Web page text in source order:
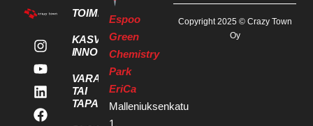
TOIMITILAT
KASVU- JA
INNOVAATIOPALVELUT
VARAA KOKOUS
TAI
TAPAHTUMATILA
Espoo
Green
Chemistry
Park
EriCa
Malleniuksenkatu
1,
Copyright 2025 © Crazy Town
Oy